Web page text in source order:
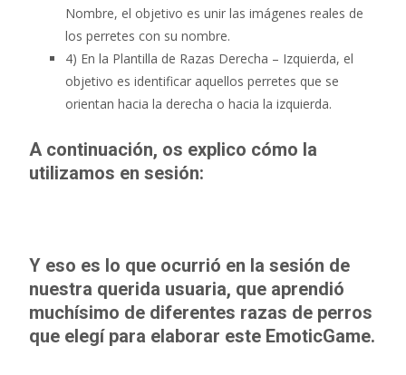
Nombre, el objetivo es unir las imágenes reales de
los perretes con su nombre.
4) En la Plantilla de Razas Derecha – Izquierda, el
objetivo es identificar aquellos perretes que se
orientan hacia la derecha o hacia la izquierda.
A continuación, os explico cómo la
utilizamos en sesión:
Y eso es lo que ocurrió en la sesión de
nuestra querida usuaria, que aprendió
muchísimo de diferentes razas de perros
que elegí para elaborar este EmoticGame.